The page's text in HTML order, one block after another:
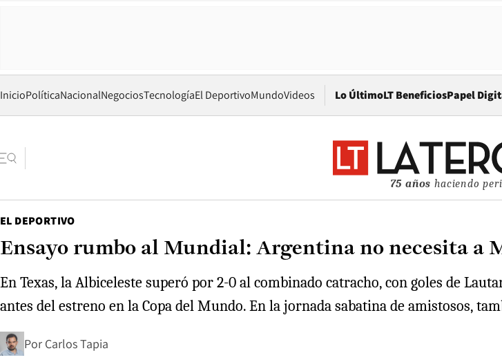
InicioPolíticaNacionalNegociosTecnologíaEl DeportivoMundoVideos Lo ÚltimoLT BeneficiosPapel
75 años haciendo
EL DEPORTIVO
Ensayo rumbo al Mundial: Argentina no necesita a
En Texas, la Albiceleste superó por 2-0 al combinado catracho, con goles de
antes del estreno en la Copa del Mundo. En la jornada sabatina de amistosos,
Por Carlos Tapia